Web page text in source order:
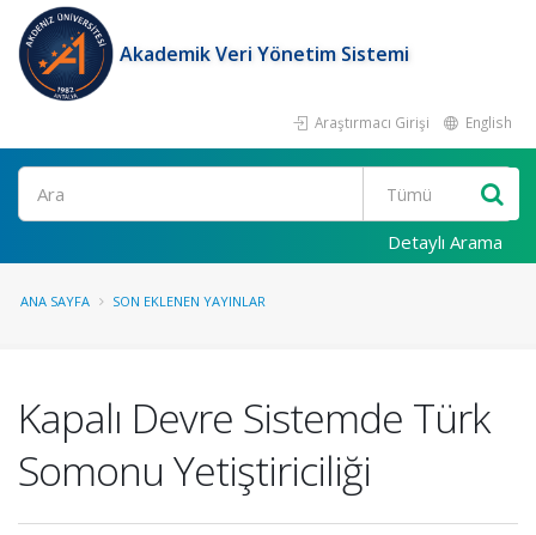
Akademik Veri Yönetim Sistemi
Araştırmacı Girişi English
Ara
Detaylı Arama
ANA SAYFA SON EKLENEN YAYINLAR
Kapalı Devre Sistemde Türk
Somonu Yetiştiriciliği